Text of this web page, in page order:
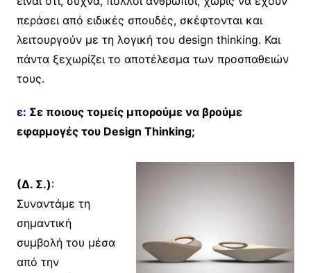
περάσει από ειδικές σπουδές, σκέφτονται και
λειτουργούν με τη λογική του design thinking. Και
πάντα ξεχωρίζει το αποτέλεσμα των προσπαθειών
τους.
ε: Σε ποιους τομείς μπορούμε να βρούμε
εφαρμογές του Design Thinking;
(Δ. Σ.):
Συναντάμε τη
σημαντική
συμβολή του μέσα
από την